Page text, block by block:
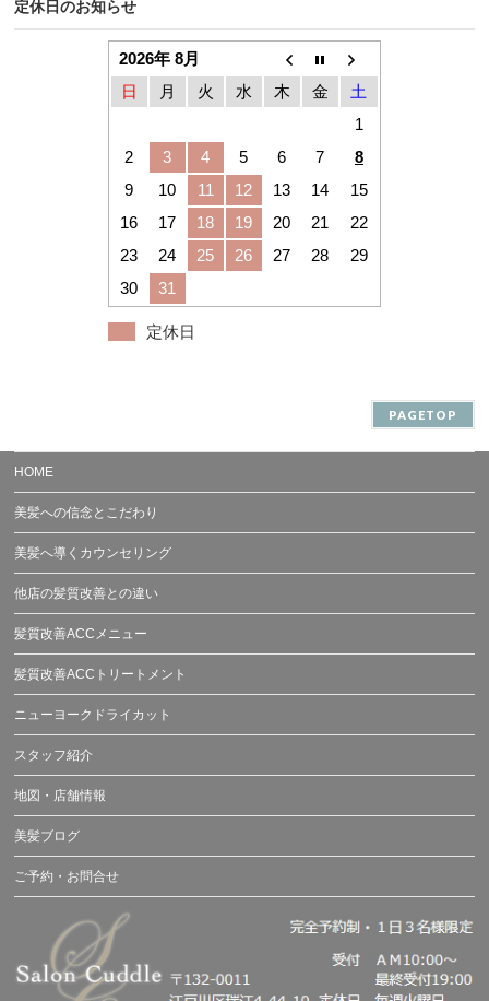
定休日のお知らせ
2026年 8月
日
月 火 水 木 金
土
1
2
3 4 5 6 7
8
9
10 11 12 13 14
15
16
17 18 19 20 21
22
23
24 25 26 27 28
29
30
31
定休日
PAGETOP
HOME
美髪への信念とこだわり
美髪へ導くカウンセリング
他店の髪質改善との違い
髪質改善ACCメニュー
髪質改善ACCトリートメント
ニューヨークドライカット
スタッフ紹介
地図・店舗情報
美髪ブログ
ご予約・お問合せ